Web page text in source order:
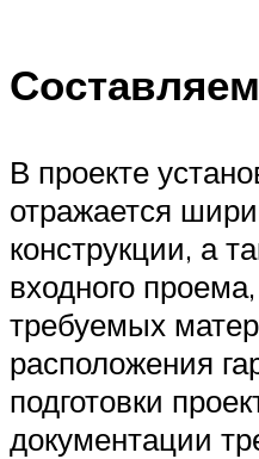
В проекте
отражается
конструкции, а
входного
требуемых
расположения
подготовки
документации